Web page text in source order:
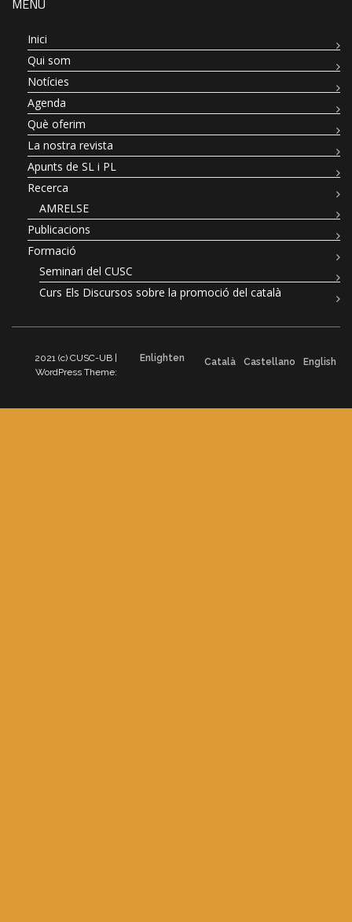
MENÚ
Inici
Qui som
Notícies
Agenda
Què oferim
La nostra revista
Apunts de SL i PL
Recerca
AMRELSE
Publicacions
Formació
Seminari del CUSC
Curs Els Discursos sobre la promoció del català
2021 (c) CUSC-UB |
WordPress Theme:
Enlighten Català Castellano English